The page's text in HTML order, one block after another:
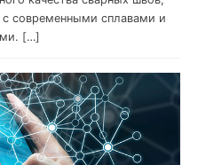
современными сплавами и
[…]